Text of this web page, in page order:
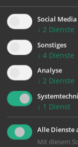
Karte:
Bitte akzeptieren Sie
die Seite neu
Social Media
↓ 2 Dienste
Sonstiges
↓ 4 Dienste
Analyse
↓ 2 Dienste
↓ 1 Dienst
Alle Dienste
Mit diesem